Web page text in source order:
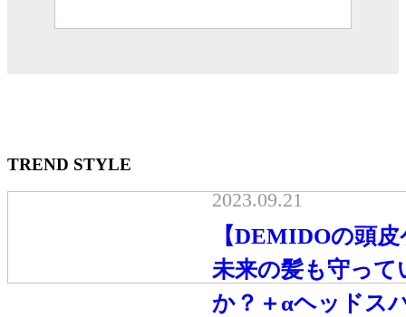
TREND STYLE
2023.09.21
【DEMIDOの頭
未来の髪も守って
か？＋αヘッドス